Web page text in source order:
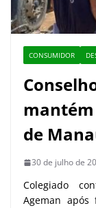
CONSUMIDOR
de
30 de julho de
Colegiado
Ageman após